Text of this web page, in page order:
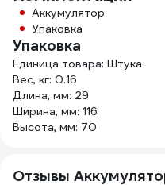
Аккумулятор
Упаковка
Упаковка
Единица товара: Штука
Вес, кг: 0.16
Длина, мм: 29
Ширина, мм: 116
Высота, мм: 70
Отзывы